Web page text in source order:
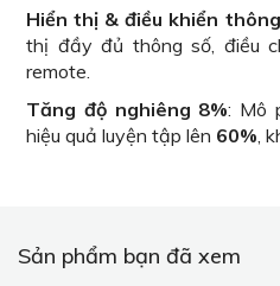
Hiển thị & điều khiển
thị đầy đủ thông số, điều
remote.
Tăng độ nghiêng 8%: Mô
hiệu quả luyện tập lên 60% ,
Sản phẩm bạn đã xem